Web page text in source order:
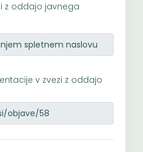
z oddajo javnega
v zvezi z oddajo